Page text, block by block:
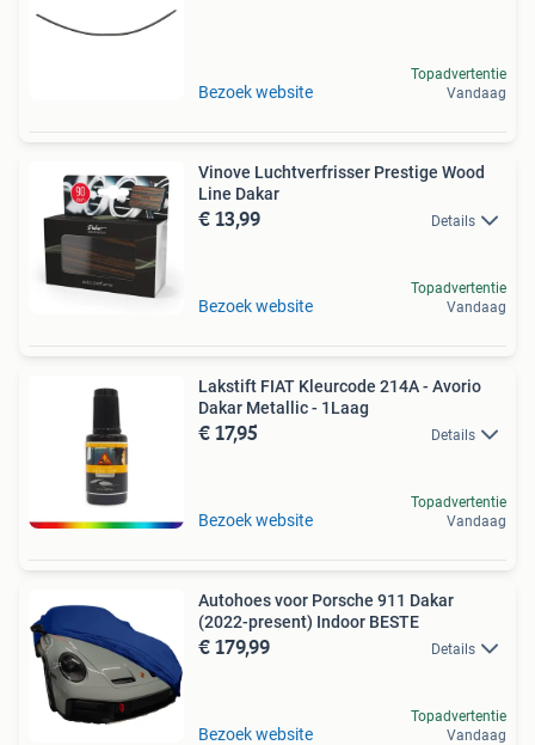
Bezoek website
Topadvertentie
Vandaag
Vinove Luchtverfrisser Prestige Wood
Line Dakar
€ 13,99 Details
Bezoek website
Topadvertentie
Vandaag
Lakstift FIAT Kleurcode 214A - Avorio
Dakar Metallic - 1Laag
€ 17,95 Details
Bezoek website
Topadvertentie
Vandaag
Autohoes voor Porsche 911 Dakar
(2022-present) Indoor BESTE
€ 179,99 Details
Bezoek website
Topadvertentie
Vandaag